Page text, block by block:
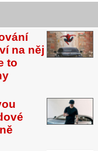
na něj
to